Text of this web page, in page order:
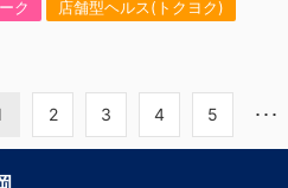
験）でも月給35万スタ
第でどんどん昇給でき
定です！学歴・経験不
ク
店舗型ヘルス(トクヨク)
2 3 4 5 ･･･